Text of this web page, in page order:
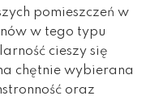
pomieszczeń w
w tego typu
cieszy się
chętnie wybierana
oraz